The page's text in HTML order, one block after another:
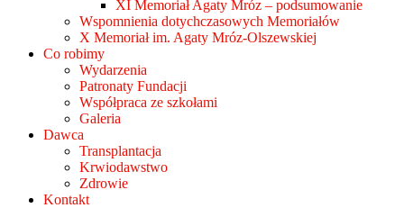
XI Memoriał Agaty Mróz – podsumowanie
Wspomnienia dotychczasowych Memoriałów
X Memoriał im. Agaty Mróz-Olszewskiej
Co robimy
Wydarzenia
Patronaty Fundacji
Współpraca ze szkołami
Galeria
Dawca
Transplantacja
Krwiodawstwo
Zdrowie
Kontakt